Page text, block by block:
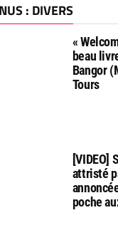
: DIVERS
«
beau
Bangor
Tours
[VIDEO]
attristé
poche